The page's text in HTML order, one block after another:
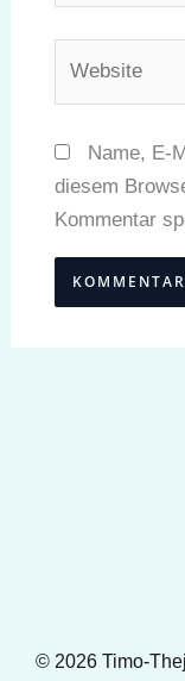
Name, E-
diesem
Kommentar
© 2026 Timo-